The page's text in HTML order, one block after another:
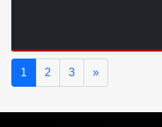
1 2 3 »Siguiente